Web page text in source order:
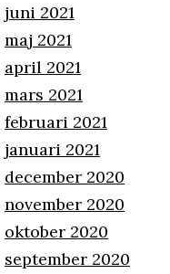
juni 2021
maj 2021
april 2021
mars 2021
februari 2021
januari 2021
december 2020
november 2020
oktober 2020
september 2020